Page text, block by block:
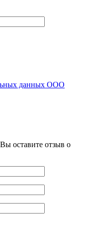
данных ООО
оставите отзыв о